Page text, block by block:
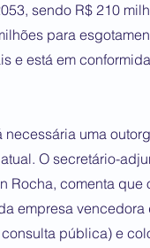
sendo R$ 210
para
e está em
uma
O secretário-
Rocha, comenta que
empresa vencedora
pública) e